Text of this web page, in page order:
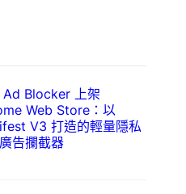
Blocker 上架
Web Store：以
V3 打造的輕量隱私
告攔截器